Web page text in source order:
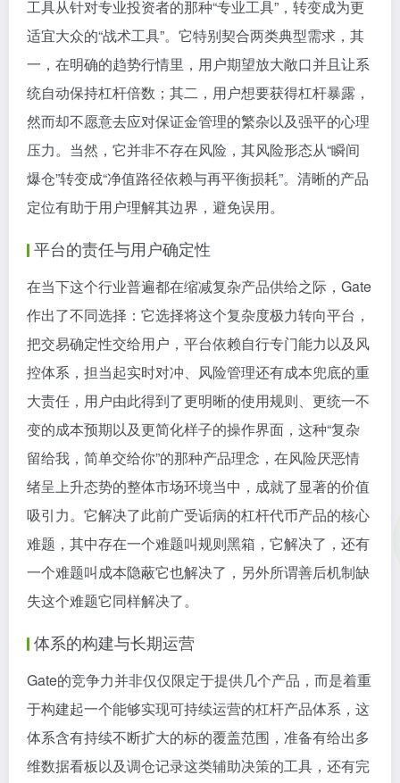
工具从针对专业投资者的那种“专业工具”，转变成为更
适宜大众的“战术工具”。它特别契合两类典型需求，其
一，在明确的趋势行情里，用户期望放大敞口并且让系
统自动保持杠杆倍数；其二，用户想要获得杠杆暴露，
然而却不愿意去应对保证金管理的繁杂以及强平的心理
压力。当然，它并非不存在风险，其风险形态从“瞬间
爆仓”转变成“净值路径依赖与再平衡损耗”。清晰的产品
定位有助于用户理解其边界，避免误用。
平台的责任与用户确定性
在当下这个行业普遍都在缩减复杂产品供给之际，Gate
作出了不同选择：它选择将这个复杂度极力转向平台，
把交易确定性交给用户，平台依赖自行专门能力以及风
控体系，担当起实时对冲、风险管理还有成本兜底的重
大责任，用户由此得到了更明晰的使用规则、更统一不
变的成本预期以及更简化样子的操作界面，这种“复杂
留给我，简单交给你”的那种产品理念，在风险厌恶情
绪呈上升态势的整体市场环境当中，成就了显著的价值
吸引力。它解决了此前广受诟病的杠杆代币产品的核心
难题，其中存在一个难题叫规则黑箱，它解决了，还有
一个难题叫成本隐蔽它也解决了，另外所谓善后机制缺
失这个难题它同样解决了。
体系的构建与长期运营
Gate的竞争力并非仅仅限定于提供几个产品，而是着重
于构建起一个能够实现可持续运营的杠杆产品体系，这
体系含有持续不断扩大的标的覆盖范围，准备有给出多
维数据看板以及调仓记录这类辅助决策的工具，还有完